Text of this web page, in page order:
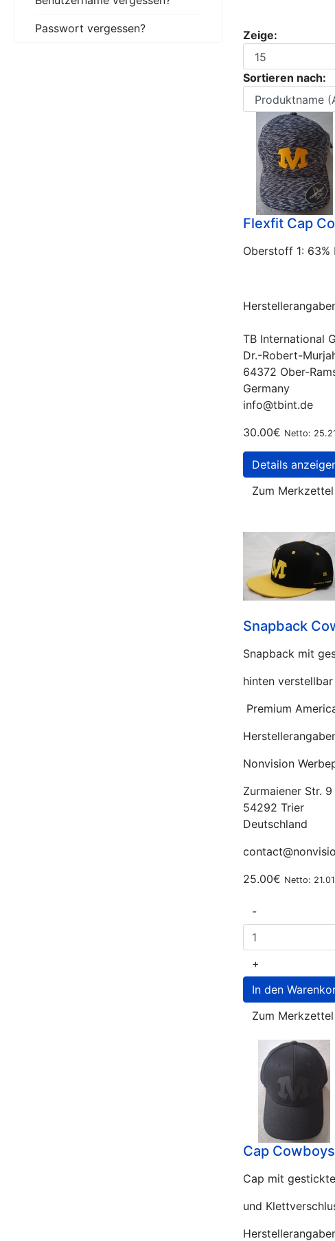
Passwort vergessen?
Zeige:
Sortieren nach:
Flexfit Cap
Oberstoff 1: 63%
TB International
Dr.-Robert-
64372 Ober-
Germany
info@tbint.de
30.00€ Netto:
Details
Zum Merkzettel
Snapback
Snapback mit
hinten verstellbar
Premium
Nonvision
Zurmaiener Str. 9
54292 Trier
Deutschland
25.00€ Netto:
-
+
Zum Merkzettel
Cap
Cap mit
und